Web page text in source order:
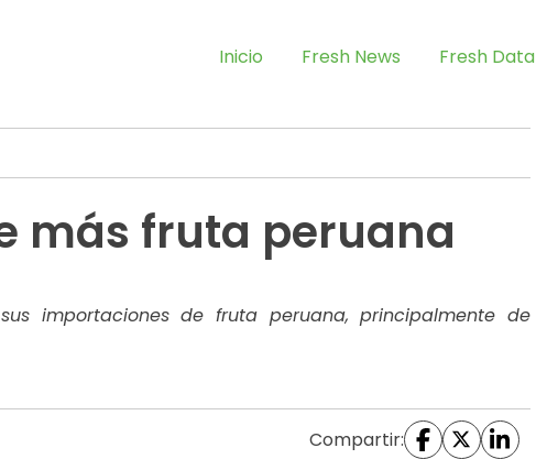
Inicio Fresh News Fresh Data
más fruta peruana
importaciones de fruta peruana, principalmente de
Compartir: